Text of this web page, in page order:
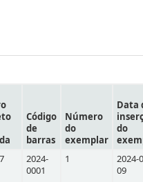
Código
de
barras
Número
do
exemplar
Data
do
2024-
0001
1
2024-
09